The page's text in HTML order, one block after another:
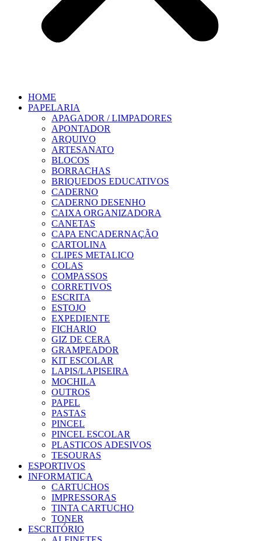
HOME
PAPELARIA
APAGADOR / LIMPADORES
APONTADOR
ARQUIVO
ARTESANATO
BLOCOS
BORRACHAS
BRIQUEDOS EDUCATIVOS
CADERNO
CADERNO DESENHO
CAIXA ORGANIZADORA
CANETAS
CAPA ENCADERNAÇÃO
CARTOLINA
CLIPES METALICO
COLAS
COMPASSOS
CORRETIVOS
ESCRITA
ESTOJO
EXPEDIENTE
FICHARIO
GIZ DE CERA
GRAMPEADOR
KIT ESCOLAR
LAPIS/LAPISEIRA
MOCHILA
OUTROS
PAPEL
PASTAS
PINCEL
PINCEL ESCOLAR
PLASTICOS ADESIVOS
TESOURAS
ESPORTIVOS
INFORMATICA
CARTUCHOS
IMPRESSORAS
TINTA CARTUCHO
TONER
ESCRITÓRIO